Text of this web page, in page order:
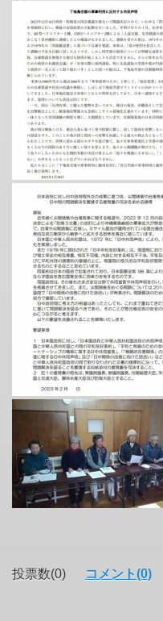
投票数(0) コメント(0)